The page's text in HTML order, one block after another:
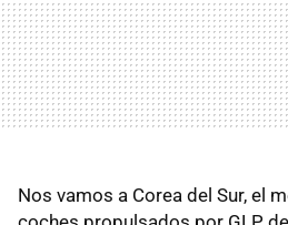
Nos vamos a Corea del Sur, el